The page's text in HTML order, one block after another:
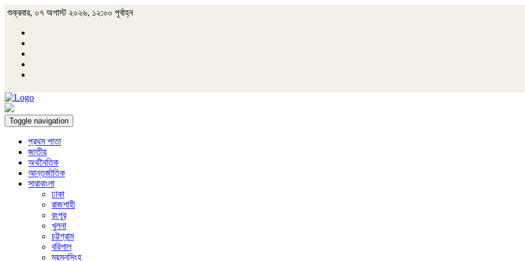
শুক্রবার, ০৭ অগাস্ট ২০২৬, ১২:০০ পূর্বাহ্ন
Toggle navigation
প্রথম পাতা
জাতীয়
অর্থনৈতিক
আন্তর্জাতিক
সারাবাংলা
ঢাকা
রাজশাহী
রংপুর
খুলনা
চট্টগ্রাম
বরিশাল
ময়মনসিংহ